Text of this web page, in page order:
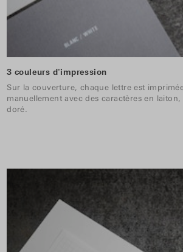
3 couleurs d'impression
Sur la couverture, chaque lettre est
manuellement avec des caractères en
doré.